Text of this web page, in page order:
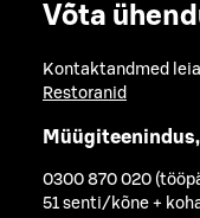
Võta
Kontaktandmed
Restoranid
0300 870 020
51 senti/kõne +